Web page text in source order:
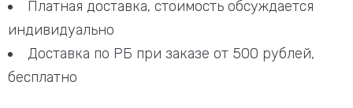
Платная доставка, стоимость обсуждается
индивидуально
Доставка по РБ при заказе от 500 рублей,
бесплатно